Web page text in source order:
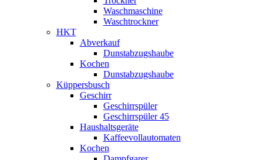
Waschmaschine
Waschtrockner
HKT
Abverkauf
Dunstabzugshaube
Kochen
Dunstabzugshaube
Küppersbusch
Geschirr
Geschirrspüler
Geschirrspüler 45
Haushaltsgeräte
Kaffeevollautomaten
Kochen